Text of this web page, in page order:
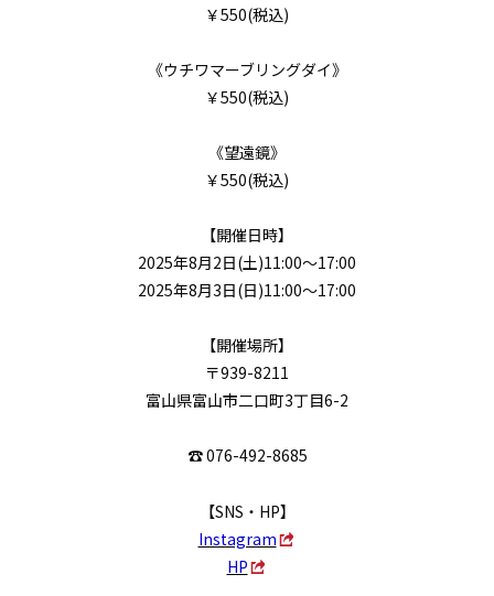
￥550(税込)
《ウチワマーブリングダイ》
￥550(税込)
《望遠鏡》
￥550(税込)
【開催日時】
2025年8月2日(土)11:00～17:00
2025年8月3日(日)11:00～17:00
【開催場所】
〒939-8211
富山県富山市二口町3丁目6-2
☎ 076-492-8685
【SNS・HP】
Instagram
HP